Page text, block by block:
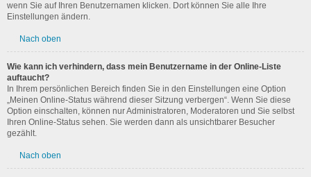
wenn Sie auf Ihren Benutzernamen klicken. Dort können Sie alle Ihre
Einstellungen ändern.
Nach oben
Wie kann ich verhindern, dass mein Benutzername in der Online-Liste
auftaucht?
In Ihrem persönlichen Bereich finden Sie in den Einstellungen eine Option
„Meinen Online-Status während dieser Sitzung verbergen“. Wenn Sie diese
Option einschalten, können nur Administratoren, Moderatoren und Sie selbst
Ihren Online-Status sehen. Sie werden dann als unsichtbarer Besucher
gezählt.
Nach oben